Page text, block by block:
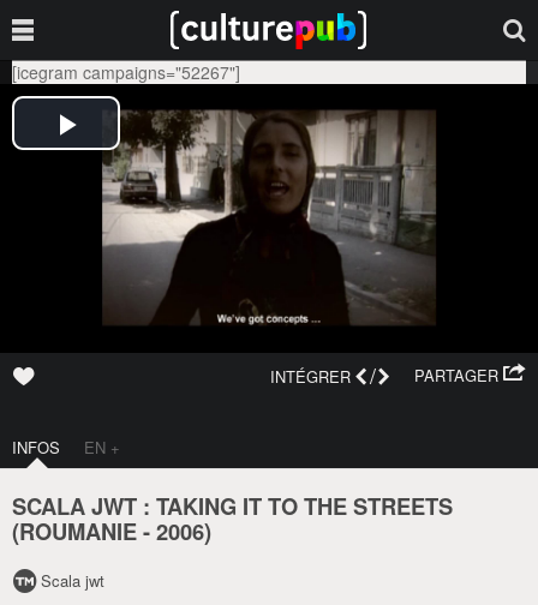
[icegram campaigns="52267"]
PARTAGER
INTÉGRER /
INFOS EN +
SCALA JWT : TAKING IT TO THE STREETS
(ROUMANIE-2006)
Scala jwt